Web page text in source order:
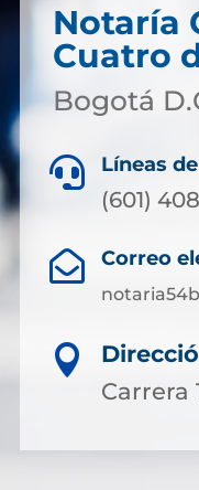
Notaría
Cuatro
Bogotá
 Líneas
(601)
 Correo

Carrera